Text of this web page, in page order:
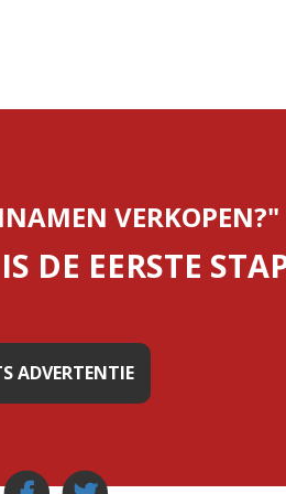
VERKOPEN?"
DE EERSTE
ADVERTENTIE